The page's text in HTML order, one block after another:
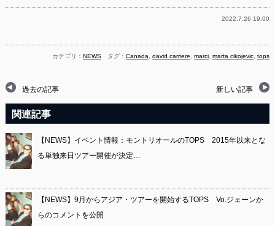
2022.7.26 19:00
カテゴリ：NEWS タグ：Canada ,david carriere ,marci ,marta cikojevic ,tops
過去の記事 新しい記事
関連記事
【NEWS】イベント情報：モントリオールのTOPS 2015年以来とな
る単独来日ツアー開催が決定…
【NEWS】9月からアジア・ツアーを開始するTOPS Vo.ジェーンか
らのコメントを公開